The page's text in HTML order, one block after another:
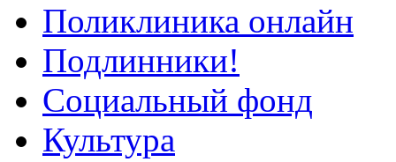
Поликлиника онлайн
Подлинники!
Социальный фонд
Культура